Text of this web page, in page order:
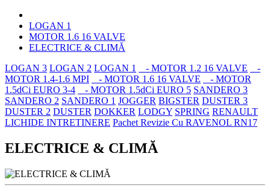
LOGAN 1
MOTOR 1.6 16 VALVE
ELECTRICE & CLIMĂ
LOGAN 3 LOGAN 2 LOGAN 1 - MOTOR 1.2 16 VALVE
-
MOTOR 1.4-1.6 MPI
- MOTOR 1.6 16 VALVE
- MOTOR
1.5dCi EURO 3-4
- MOTOR 1.5dCi EURO 5 SANDERO 3
SANDERO 2 SANDERO 1 JOGGER BIGSTER DUSTER 3
DUSTER 2 DUSTER DOKKER LODGY SPRING RENAULT
LICHIDE INTRETINERE Pachet Revizie Cu RAVENOL RN17
ELECTRICE & CLIMĂ